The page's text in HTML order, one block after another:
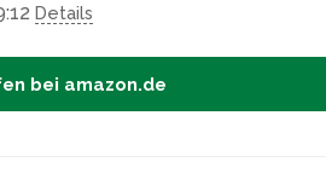
Details
bei amazon.de